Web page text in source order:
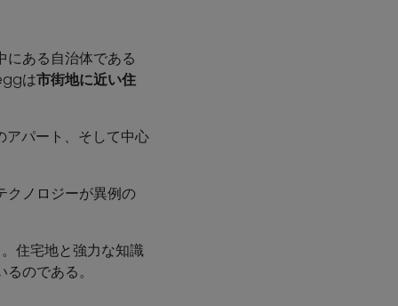
にある自治体である
は市街地に近い住
アパート、そして中心
クノロジーが異例の
住宅地と強力な知識
のである。